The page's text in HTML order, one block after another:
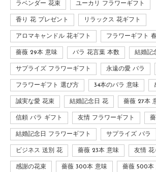
ラベンダー 花束 ユーカリ フラワーギフト
香り 花 プレゼント リラックス 花ギフト
アロマキャンドル 花ギフト フラワーギフト
薔薇 29本 意味 バラ 花言葉 本数 結婚記
サプライズ フラワーギフト 永遠の愛 バラ
フラワーギフト 選び方 34本のバラ 意味
誠実な愛 花束 結婚記念日 花 薔薇 27本
信頼 バラ ギフト 友情 フラワーギフト
結婚記念日 フラワーギフト サプライズ バラ
ビジネス 送別 花 薔薇 23本 意味 友情 花
感謝の花束 薔薇 300本 意味 薔薇 500本